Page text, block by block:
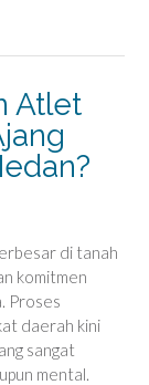
Atlet
di tanah
komitmen
Proses
daerah kini
sangat
mental.